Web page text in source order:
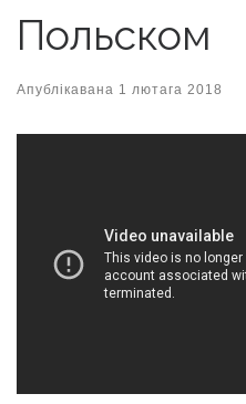
Польском
Апублікавана 1 лютага 2018